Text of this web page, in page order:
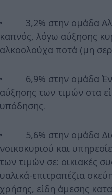
• 3,2% στην ομάδα
καπνός, λόγω αύξησης
αλκοολούχα ποτά (μη
• 6,9% στην ομάδα
αύξησης των τιμών στα
υπόδησης.
• 5,6% στην ομάδα
νοικοκυριού και
των τιμών σε: οικιακές
υαλικά-επιτραπέζια
χρήσης, είδη άμεσης